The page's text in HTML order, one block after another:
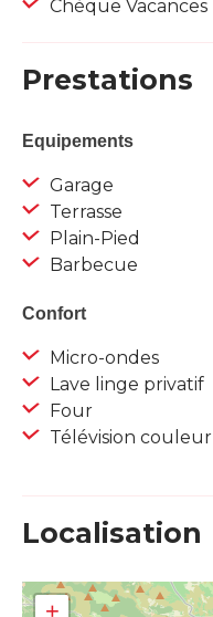
Chèque Vacances
Prestations
Equipements
Garage
Terrasse
Plain-Pied
Barbecue
Confort
Micro-ondes
Lave linge privatif
Four
Télévision couleur
Localisation
+